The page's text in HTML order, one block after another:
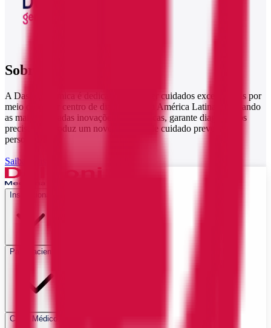
Sobre a Dasa Genômica
A Dasa Genômica é dedicada a fornecer cuidados excepcionais por
meio do maior centro de diagnóstico da América Latina. Utilizando
as mais avançadas inovações tecnológicas, garante diagnósticos
precisos e introduz um novo conceito de cuidado preventivo e
personalizado.
Saiba mais
Institucional
Para pacientes
Canal Médico